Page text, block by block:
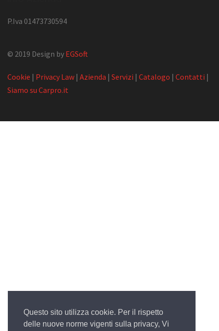
Questo sito utilizza cookie. Per il rispetto
delle nuove norme vigenti sulla privacy, Vi
P.Iva 01473730594
© 2019 Design by EGSoft
Cookie | Privacy Law | Azienda | Servizi | Catalogo | Contatti |
Siamo su Carpro.it